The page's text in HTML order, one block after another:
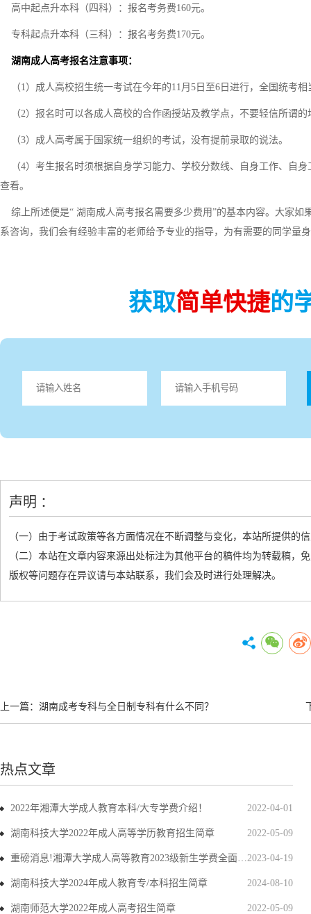
高中起点升本科（四科）：报名考务费160元。
专科起点升本科（三科）：报名考务费170元。
湖南成人高考报名注意事项：
（1）成人高校招生统一考试在今年的11月5日至6日进行，全国统考
（2）报名时可以各成人高校的合作函授站及教学点，不要轻信所谓
（3）成人高考属于国家统一组织的考试，没有提前录取的说法。
（4）考生报名时须根据自身学习能力、学校分数线、自身工作、自
查看。
综上所述便是“ 湖南成人高考报名需要多少费用”的基本内容。大家如
系咨询，我们会有经验丰富的老师给予专业的指导，为有需要的同学量
获取简单快捷的
声明 ：
（一）由于考试政策等各方面情况在不断调整与变化，本站所提供的
（二）本站在文章内容来源出处标注为其他平台的稿件均为转载稿
版权等问题存在异议请与本站联系，我们会及时进行处理解决。
上一篇： 湖南成考专科与全日制专科有什么不同？
热点文章
2022-04-01
2022年湘潭大学成人教育本科/大专学费介绍！
2022-05-09
湖南科技大学2022年成人高等学历教育招生简章
2023-04-19
重磅消息!湘潭大学成人高等教育2023级新生学费全面上调
2024-08-10
湖南科技大学2024年成人教育专/本科招生简章
2022-05-09
湖南师范大学2022年成人高考招生简章